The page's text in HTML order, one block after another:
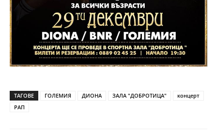
ТАГОВЕ ГОЛЕМИЯ ДИОНА ЗАЛА "ДОБРОТИЦА"
концерт
РАП